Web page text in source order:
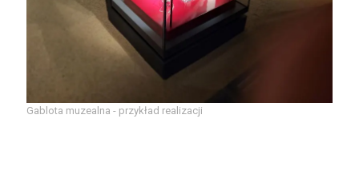
Gablota muzealna - przykład realizacji